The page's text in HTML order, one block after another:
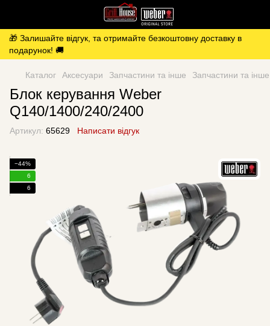
🎁 Залишайте відгук, та отримайте безкоштовну доставку в
подарунок! 🚚
Каталог Аксесуари Запчастини та інше Запчастини та
Блок керування Weber
Q140/1400/240/2400
Артикул: 65629 Написати відгук
−44%
6
6